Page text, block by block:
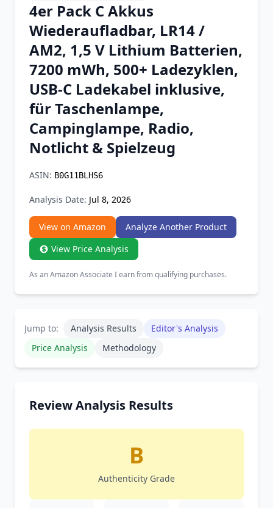
Chrome Extension
Firefox Add-on
4er Pack C Akkus
Wiederaufladbar, LR14 /
AM2, 1,5 V Lithium Batterien,
7200 mWh, 500+ Ladezyklen,
USB-C Ladekabel inklusive,
für Taschenlampe,
Campinglampe, Radio,
Notlicht & Spielzeug
ASIN: B0G11BLHS6
Analysis Date: Jul 8, 2026
View on Amazon
Analyze Another Product
View Price Analysis
As an Amazon Associate I earn from qualifying purchases.
Jump to: Analysis Results
Editor's Analysis
Price Analysis
Methodology
Review Analysis Results
B
Authenticity Grade